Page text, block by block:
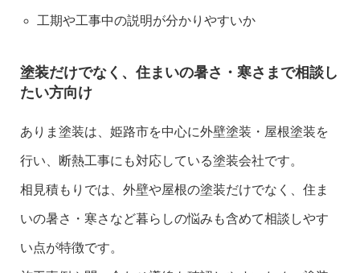
工期や工事中の説明が分かりやすいか
塗装だけでなく、住まいの暑さ・寒さまで相談し
たい方向け
ありま塗装は、姫路市を中心に外壁塗装・屋根塗装を
行い、断熱工事にも対応している塗装会社です。
相見積もりでは、外壁や屋根の塗装だけでなく、住ま
いの暑さ・寒さなど暮らしの悩みも含めて相談しやす
い点が特徴です。
